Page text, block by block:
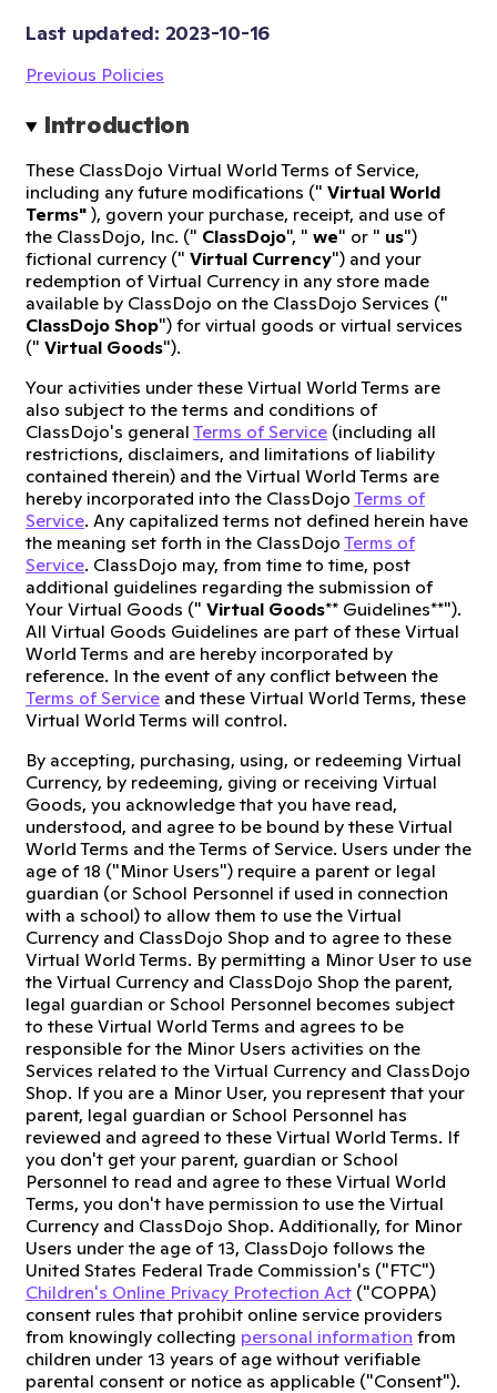
Last updated: 2023-10-16
Previous Policies
Introduction
These ClassDojo Virtual World Terms of Service,
including any future modifications (" Virtual World
Terms" ), govern your purchase, receipt, and use of
the ClassDojo, Inc. (" ClassDojo", " we" or " us")
fictional currency (" Virtual Currency") and your
redemption of Virtual Currency in any store made
available by ClassDojo on the ClassDojo Services ("
ClassDojo Shop") for virtual goods or virtual services
(" Virtual Goods").
Your activities under these Virtual World Terms are
also subject to the terms and conditions of
ClassDojo's general Terms of Service (including all
restrictions, disclaimers, and limitations of liability
contained therein) and the Virtual World Terms are
hereby incorporated into the ClassDojo Terms of
Service. Any capitalized terms not defined herein have
the meaning set forth in the ClassDojo Terms of
Service. ClassDojo may, from time to time, post
additional guidelines regarding the submission of
Your Virtual Goods (" Virtual Goods** Guidelines**").
All Virtual Goods Guidelines are part of these Virtual
World Terms and are hereby incorporated by
reference. In the event of any conflict between the
Terms of Service and these Virtual World Terms, these
Virtual World Terms will control.
By accepting, purchasing, using, or redeeming Virtual
Currency, by redeeming, giving or receiving Virtual
Goods, you acknowledge that you have read,
understood, and agree to be bound by these Virtual
World Terms and the Terms of Service. Users under the
age of 18 ("Minor Users") require a parent or legal
guardian (or School Personnel if used in connection
with a school) to allow them to use the Virtual
Currency and ClassDojo Shop and to agree to these
Virtual World Terms. By permitting a Minor User to use
the Virtual Currency and ClassDojo Shop the parent,
legal guardian or School Personnel becomes subject
to these Virtual World Terms and agrees to be
responsible for the Minor Users activities on the
Services related to the Virtual Currency and ClassDojo
Shop. If you are a Minor User, you represent that your
parent, legal guardian or School Personnel has
reviewed and agreed to these Virtual World Terms. If
you don't get your parent, guardian or School
Personnel to read and agree to these Virtual World
Terms, you don't have permission to use the Virtual
Currency and ClassDojo Shop. Additionally, for Minor
Users under the age of 13, ClassDojo follows the
United States Federal Trade Commission's ("FTC")
Children's Online Privacy Protection Act ("COPPA)
consent rules that prohibit online service providers
from knowingly collecting personal information from
children under 13 years of age without verifiable
parental consent or notice as applicable ("Consent").